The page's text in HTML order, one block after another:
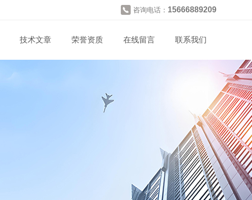
咨询电话： 15666889209
技术文章 荣誉资质 在线留言 联系我们